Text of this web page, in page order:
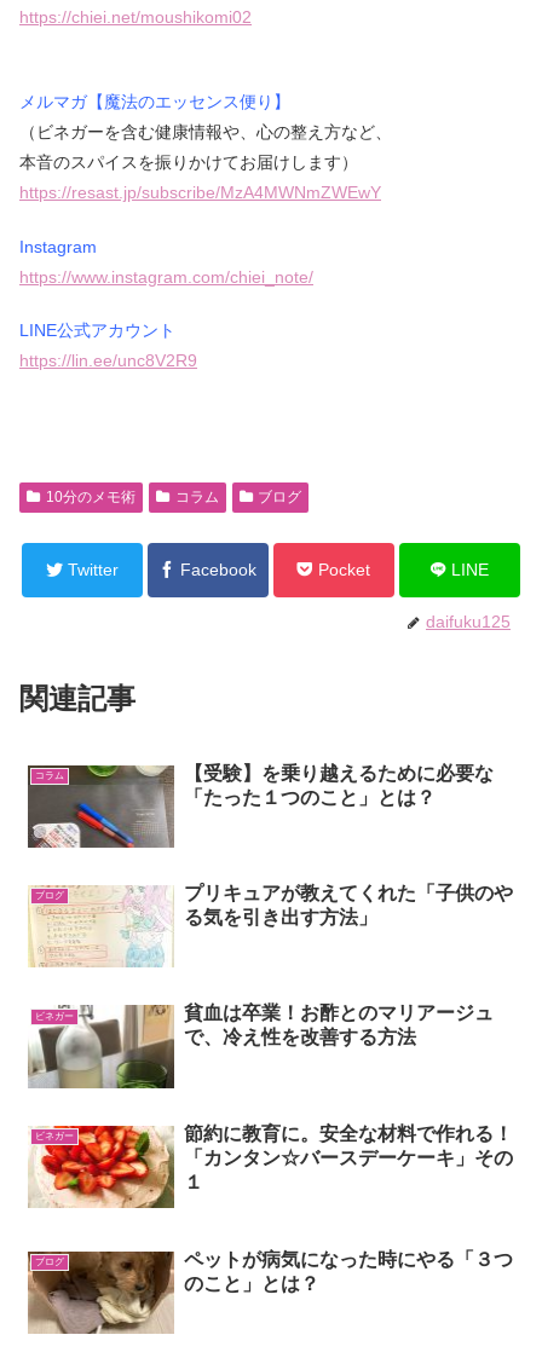
https://chiei.net/moushikomi02
メルマガ【魔法のエッセンス便り】
（ビネガーを含む健康情報や、心の整え方など、
本音のスパイスを振りかけてお届けします）
https://resast.jp/subscribe/MzA4MWNmZWEwY
Instagram
https://www.instagram.com/chiei_note/
LINE公式アカウント
https://lin.ee/unc8V2R9
10分のメモ術 コラム ブログ
Twitter Facebook Pocket LINE
daifuku125
関連記事
コラム
【受験】を乗り越えるために必要な
「たった１つのこと」とは？
ブログ
プリキュアが教えてくれた「子供のや
る気を引き出す方法」
ビネガー
貧血は卒業！お酢とのマリアージュ
で、冷え性を改善する方法
ビネガー
節約に教育に。安全な材料で作れる！
「カンタン☆バースデーケーキ」その
１
ブログ
ペットが病気になった時にやる「３つ
のこと」とは？